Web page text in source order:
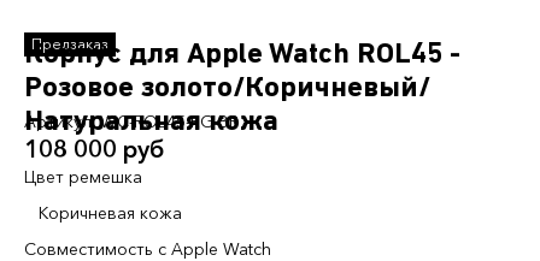
Корпус для Apple Watch ROL45 -
Розовое золото/Коричневый/
Натуральная кожа
Артикул:WC-ROL45-RG-BR
108 000 руб
Цвет ремешка
Коричневая кожа
Совместимость с Apple Watch